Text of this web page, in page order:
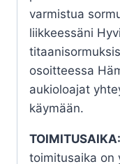
varmistua
liikkeessäni
osoitteessa
aukioloajat
käymään.
TOIMITUSAIKA:
toimitusaika on